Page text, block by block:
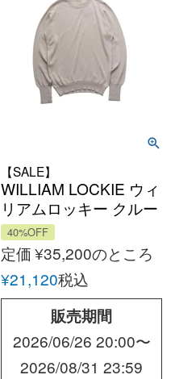
【SALE】
WILLIAM LOCKIE ウィ
リアムロッキー クルー
ネックコットン ニット
40%OFF
定価¥35,200のところ
¥21,120税込
販売期間
2026/06/26 20:00〜
2026/08/31 23:59